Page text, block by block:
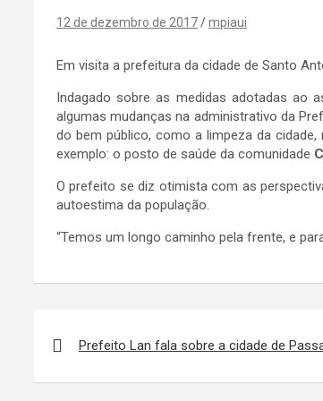
12 de dezembro de 2017 mpiaui
Em visita a prefeitura da cidade de Santo
Indagado sobre as medidas adotadas ao
algumas mudanças na administrativo da
do bem público, como a limpeza da
exemplo: o posto de saúde da comunidade
O prefeito se diz otimista com as
autoestima da população.
“Temos um longo caminho pela frente, e
de
Prefeito Lan fala sobre a cidade de